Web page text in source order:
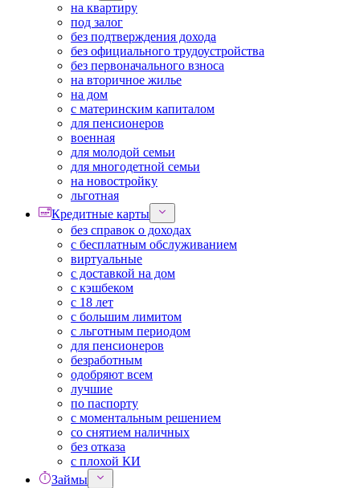
на квартиру
под залог
без подтверждения дохода
без официального трудоустройства
без первоначального взноса
на вторичное жилье
на дом
с материнским капиталом
для пенсионеров
военная
для молодой семьи
для многодетной семьи
на новостройку
льготная
Кредитные карты
без справок о доходах
с бесплатным обслуживанием
виртуальные
с доставкой на дом
с кэшбеком
с 18 лет
с большим лимитом
с льготным периодом
для пенсионеров
безработным
одобряют всем
лучшие
по паспорту
с моментальным решением
со снятием наличных
без отказа
с плохой КИ
Займы